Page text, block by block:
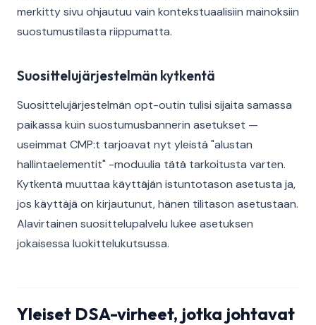
merkitty sivu ohjautuu vain kontekstuaalisiin mainoksiin
suostumustilasta riippumatta.
Suosittelujärjestelmän kytkentä
Suosittelujärjestelmän opt-outin tulisi sijaita samassa
paikassa kuin suostumusbannerin asetukset —
useimmat CMP:t tarjoavat nyt yleistä "alustan
hallintaelementit" -moduulia tätä tarkoitusta varten.
Kytkentä muuttaa käyttäjän istuntotason asetusta ja,
jos käyttäjä on kirjautunut, hänen tilitason asetustaan.
Alavirtainen suosittelupalvelu lukee asetuksen
jokaisessa luokittelukutsussa.
Yleiset DSA-virheet, jotka johtavat